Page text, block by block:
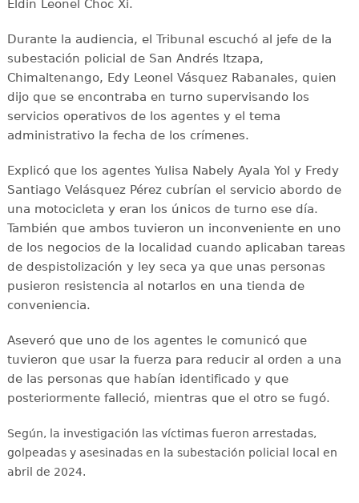
Eldin Leonel Choc Xi.
Durante la audiencia, el Tribunal escuchó al jefe de la
subestación policial de San Andrés Itzapa,
Chimaltenango, Edy Leonel Vásquez Rabanales, quien
dijo que se encontraba en turno supervisando los
servicios operativos de los agentes y el tema
administrativo la fecha de los crímenes.
Explicó que los agentes Yulisa Nabely Ayala Yol y Fredy
Santiago Velásquez Pérez cubrían el servicio abordo de
una motocicleta y eran los únicos de turno ese día.
También que ambos tuvieron un inconveniente en uno
de los negocios de la localidad cuando aplicaban tareas
de despistolización y ley seca ya que unas personas
pusieron resistencia al notarlos en una tienda de
conveniencia.
Aseveró que uno de los agentes le comunicó que
tuvieron que usar la fuerza para reducir al orden a una
de las personas que habían identificado y que
posteriormente falleció, mientras que el otro se fugó.
Según, la investigación las víctimas fueron arrestadas,
golpeadas y asesinadas en la subestación policial local en
abril de 2024.